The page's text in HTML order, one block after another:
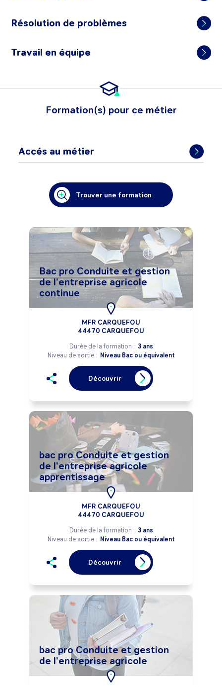
Résolution de problèmes
Travail en équipe
Formation(s) pour ce métier
Accés au métier
Trouver une formation
Bac pro Conduite et gestion
de l'entreprise agricole
continue
MFR CARQUEFOU
44470 CARQUEFOU
Durée de la formation : 3 ans
Niveau de sortie : Niveau Bac ou équivalent
Découvrir
bac pro Conduite et gestion
de l'entreprise agricole
apprentissage
MFR CARQUEFOU
44470 CARQUEFOU
Durée de la formation : 3 ans
Niveau de sortie : Niveau Bac ou équivalent
Découvrir
bac pro Conduite et gestion
de l'entreprise agricole